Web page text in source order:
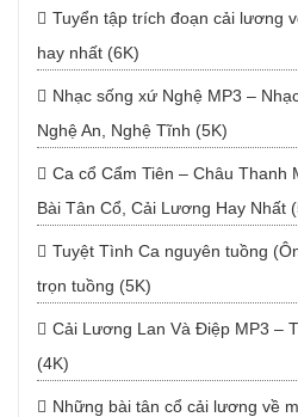
Tuyển tập trích đoạn cải lương
hay nhất (6K)
Nhạc sống xứ Nghệ MP3 –
Nghệ An, Nghệ Tĩnh (5K)
Ca cổ Cẩm Tiên – Châu Thanh
Bài Tân Cổ, Cải Lương Hay Nhất
Tuyệt Tình Ca nguyên tuồng
trọn tuồng (5K)
Cải Lương Lan Và Điệp MP3 –
(4K)
Những bài tân cổ cải lương về